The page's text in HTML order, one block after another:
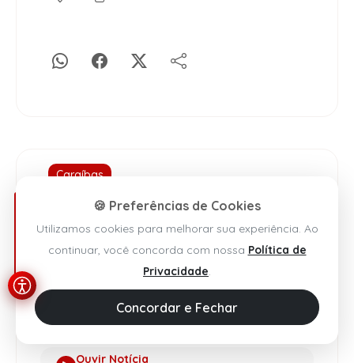
Caraíbas
Polícia Rodoviária Estadual
apreende 14kg de
maconha em abordagem
na BA-262
Wilker Porto/Agora Sudoeste
Ouvir Notícia
🍪 Preferências de Cookies
Utilizamos cookies para melhorar sua experiência. Ao
continuar, você concorda com nossa Política de
Privacidade.
Concordar e Fechar